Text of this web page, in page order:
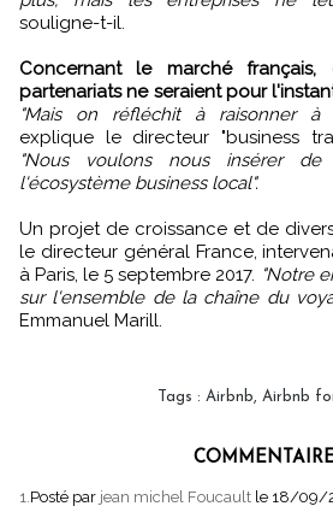
souligne-t-il.
Concernant le marché
partenariats ne seraient pour
"Mais on réfléchit à raisonner à
explique le directeur "business
"Nous voulons nous insérer
l'écosystème business local".
Un projet de croissance et de
le directeur général France,
à Paris, le 5 septembre 2017. "Notre
sur l'ensemble de la chaîne du
Emmanuel Marill.
Tags : Airbnb Airbnb
1. Posté par jean michel Foucault le 18/09/